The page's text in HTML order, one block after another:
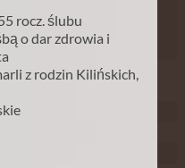
rocz. ślubu
o dar zdrowia i
z rodzin Kilińskich,